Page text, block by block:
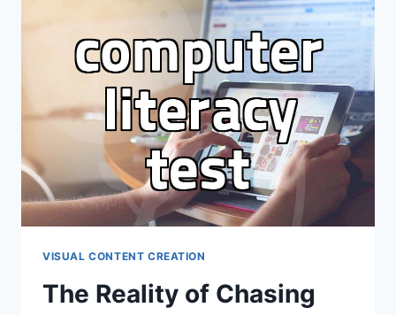
YOUR
EDITING
WORKFLOW
VISUAL CONTENT CREATION
The Reality of Chasing